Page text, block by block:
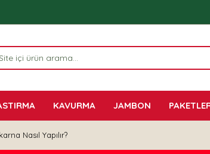
KAVURMA JAMBON
Nasıl Yapılır?